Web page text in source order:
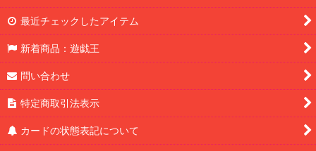
最近チェックしたアイテム
新着商品：遊戯王
問い合わせ
特定商取引法表示
カードの状態表記について